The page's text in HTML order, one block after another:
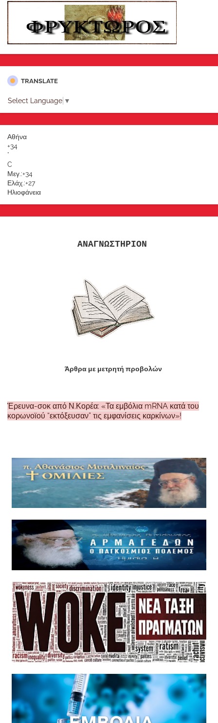
TRANSLATE
Select Language ▼
Αθήνα
+34
°
C
Μεγ.:+34
Ελάχ.:+27
Ηλιοφάνεια
ΑΝΑΓΝΩΣΤΗΡΙΟΝ
Άρθρα με μετρητή προβολών
Έρευνα-σοκ από Ν.Κορέα: «Τα εμβόλια mRNA κατά του
κορωνοϊού “εκτόξευσαν” τις εμφανίσεις καρκίνων»!